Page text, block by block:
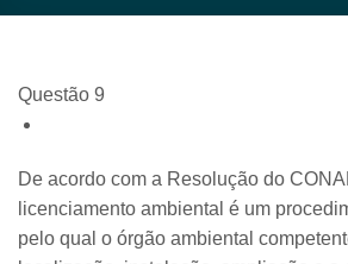
Questão 9
De acordo com a Resolução do
licenciamento ambiental é um
pelo qual o órgão ambiental